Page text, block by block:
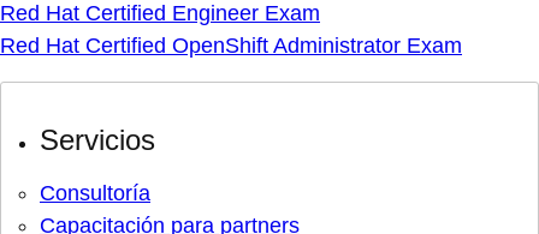
Red Hat Certified Engineer Exam
Red Hat Certified OpenShift Administrator Exam
Servicios
Consultoría
Capacitación para partners